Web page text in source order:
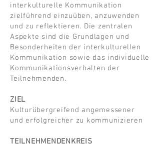
interkulturelle Kommunikation
zielführend einzuüben, anzuwenden
und zu reflektieren. Die zentralen
Aspekte sind die Grundlagen und
Besonderheiten der interkulturellen
Kommunikation sowie das individuelle
Kommunikationsverhalten der
Teilnehmenden.
ZIEL
Kulturübergreifend angemessener
und erfolgreicher zu kommunizieren
TEILNEHMENDENKREIS